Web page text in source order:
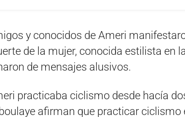
y conocidos de Ameri
de la mujer, conocida estilista en
de mensajes alusivos.
practicaba ciclismo desde hacía
afirman que practicar ciclismo